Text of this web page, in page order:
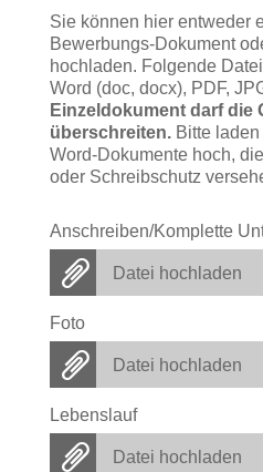
Sie können hier entweder
Bewerbungs-Dokument
hochladen. Folgende
Word (doc, docx), PDF,
Einzeldokument darf die
überschreiten. Bitte
Word-Dokumente hoch,
oder Schreibschutz
Anschreiben/Komplette
Datei hochladen
Foto
Datei hochladen
Lebenslauf
Datei hochladen